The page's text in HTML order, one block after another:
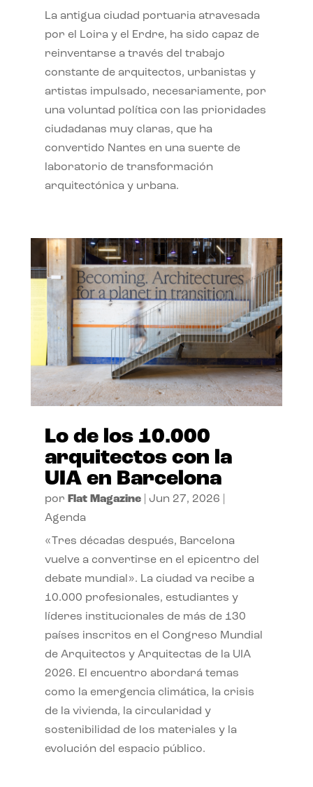
La antigua ciudad portuaria atravesada
por el Loira y el Erdre, ha sido capaz de
reinventarse a través del trabajo
constante de arquitectos, urbanistas y
artistas impulsado, necesariamente, por
una voluntad política con las prioridades
ciudadanas muy claras, que ha
convertido Nantes en una suerte de
laboratorio de transformación
arquitectónica y urbana.
Lo de los 10.000
arquitectos con la
UIA en Barcelona
por Flat Magazine| Jun 27, 2026
Agenda
«Tres décadas después, Barcelona
vuelve a convertirse en el epicentro del
debate mundial». La ciudad va recibe a
10.000 profesionales, estudiantes y
líderes institucionales de más de 130
países inscritos en el Congreso Mundial
de Arquitectos y Arquitectas de la UIA
2026. El encuentro abordará temas
como la emergencia climática, la crisis
de la vivienda, la circularidad y
sostenibilidad de los materiales y la
evolución del espacio público.